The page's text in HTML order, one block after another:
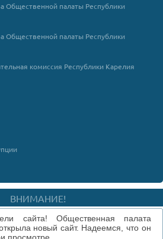
Общественной палаты Республики
Общественной палаты Республики
комиссия Республики Карелия
ВНИМАНИЕ!
сайта! Общественная палата
новый сайт. Надеемся, что он